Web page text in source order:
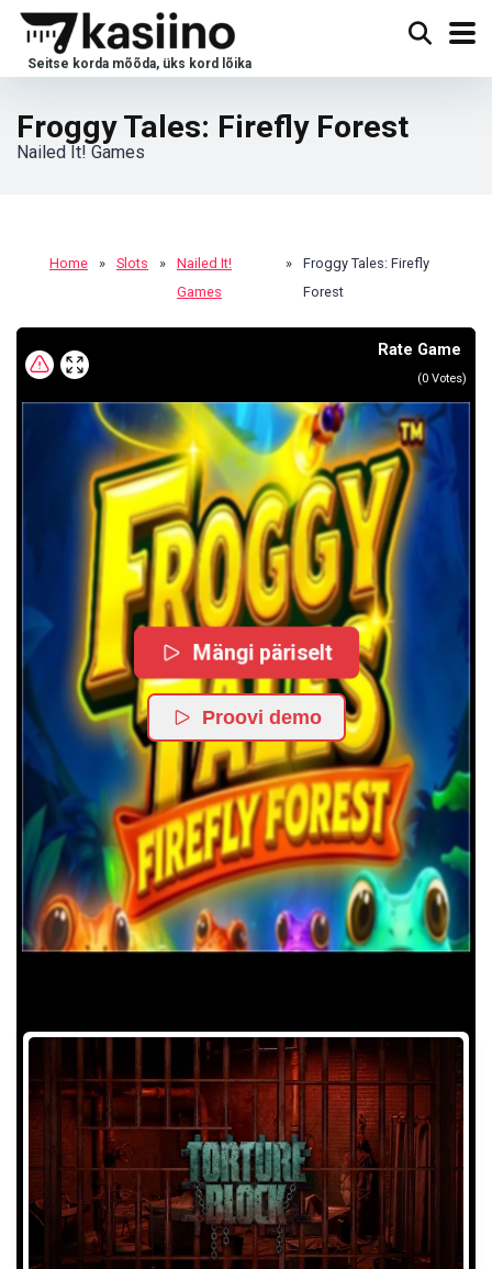
Froggy Tales: Firefly Forest
Nailed It! Games
Home » Slots »
Nailed It!
Games
»
Froggy Tales: Firefly
Forest
Rate Game
(0 Votes)
Mängi päriselt
Proovi demo